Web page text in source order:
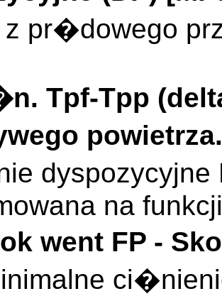
z pr�dowego
Tpf-Tpp
na
went FP -